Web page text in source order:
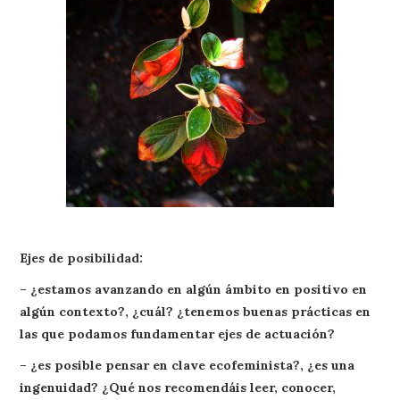
Ejes de posibilidad:
– ¿estamos avanzando en algún ámbito en positivo en
algún contexto?, ¿cuál? ¿tenemos buenas prácticas en
las que podamos fundamentar ejes de actuación?
– ¿es posible pensar en clave ecofeminista?, ¿es una
ingenuidad? ¿Qué nos recomendáis leer, conocer,